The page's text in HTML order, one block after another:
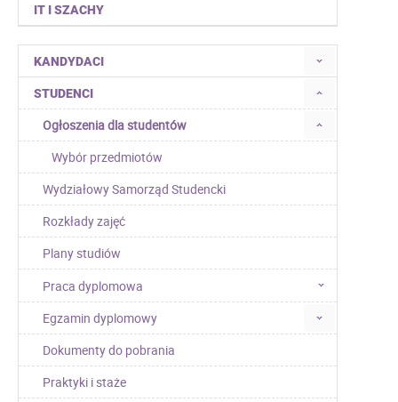
IT I SZACHY
KANDYDACI
STUDENCI
Ogłoszenia dla studentów
Wybór przedmiotów
Wydziałowy Samorząd Studencki
Rozkłady zajęć
Plany studiów
Praca dyplomowa
Egzamin dyplomowy
Dokumenty do pobrania
Praktyki i staże